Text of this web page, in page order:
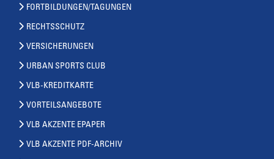
FORTBILDUNGEN/TAGUNGEN
RECHTSSCHUTZ
VERSICHERUNGEN
URBAN SPORTS CLUB
VLB-KREDITKARTE
VORTEILSANGEBOTE
VLB AKZENTE EPAPER
VLB AKZENTE PDF-ARCHIV